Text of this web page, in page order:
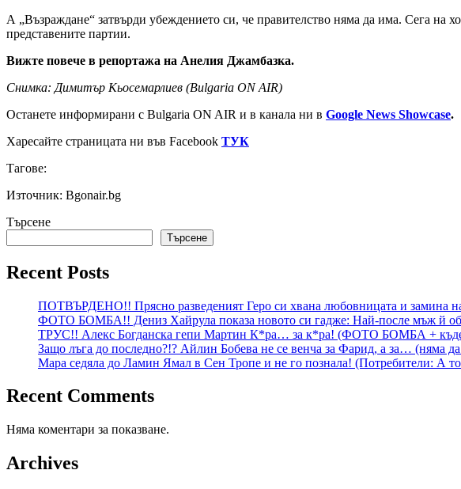
А „Възраждане“ затвърди убеждението си, че правителство няма да има. Сега на
представените партии.
Вижте повече в репортажа на Анелия Джамбазка.
Снимка: Димитър Кьосемарлиев (Bulgaria ON AIR)
Останете информирани с Bulgaria ON AIR и в канала ни в Google News Showcase.
Харесайте страницата ни във Facebook ТУК
Тагове:
Източник: Bgonair.bg
Търсене
Търсене
Recent Posts
ПОТВЪРДЕНО!! Прясно разведеният Геро си хвана любовницата и
ФОТО БОМБА!! Дениз Хайрула показа новото си гадже: Най-после мъж й
ТРУС!! Алекс Богданска гепи Мартин К*ра… за к*ра! (ФОТО БОМБА + къде
Защо лъга до последно?!? Айлин Бобева не се венча за Фарид, а за…
Мара седяла до Ламин Ямал в Сен Тропе и не го познала! (Потребители: А
Recent Comments
Няма коментари за показване.
Archives